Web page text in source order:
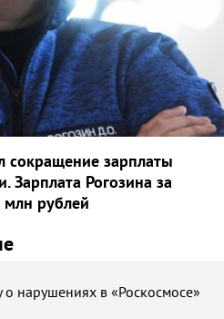
сокращение зарплаты
Зарплата Рогозина за
млн рублей
о нарушениях в «Роскосмосе»